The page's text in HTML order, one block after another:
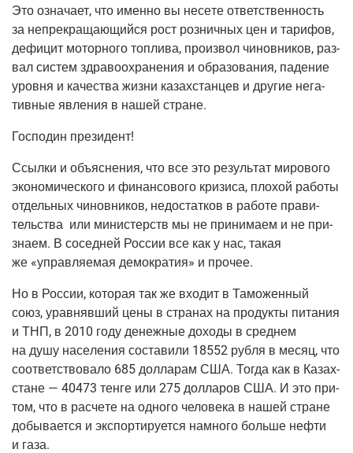
Это озна­ча­ет, что имен­но вы несе­те ответ­ствен­ность
за непре­кра­ща­ю­щий­ся рост роз­нич­ных цен и тари­фов,
дефи­цит мотор­но­го топ­ли­ва, про­из­вол чинов­ни­ков, раз­
вал систем здра­во­охра­не­ния и обра­зо­ва­ния, паде­ние
уров­ня и каче­ства жиз­ни казах­стан­цев и дру­гие нега­
тив­ные явле­ния в нашей стране.
Гос­по­дин президент!
Ссыл­ки и объ­яс­не­ния, что все это резуль­тат миро­во­го
эко­но­ми­че­ско­го и финан­со­во­го кри­зи­са, пло­хой рабо­ты
отдель­ных чинов­ни­ков, недо­стат­ков в рабо­те пра­ви­
тель­ства или мини­стерств мы не при­ни­ма­ем и не при­
зна­ем. В сосед­ней Рос­сии все как у нас, такая
же «управ­ля­е­мая демо­кра­тия» и прочее.
Но в Рос­сии, кото­рая так же вхо­дит в Тамо­жен­ный
союз, урав­няв­ший цены в стра­нах на про­дук­ты пита­ния
и ТНП, в 2010 году денеж­ные дохо­ды в сред­нем
на душу насе­ле­ния соста­ви­ли 18552 руб­ля в месяц, что
соот­вет­ство­ва­ло 685 дол­ла­рам США. Тогда как в Казах­
стане — 40473 тен­ге или 275 дол­ла­ров США. И это при­
том, что в рас­че­те на одно­го чело­ве­ка в нашей стране
добы­ва­ет­ся и экс­пор­ти­ру­ет­ся намно­го боль­ше неф­ти
и газа.